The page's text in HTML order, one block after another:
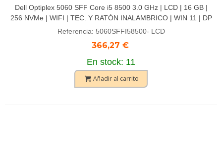
Dell Optiplex 5060 SFF Core i5 8500 3.0 GHz | LCD | 16 GB |
256 NVMe | WIFI | TEC. Y RATÓN INALAMBRICO | WIN 11 | DP
Referencia: 5060SFFI58500- LCD
366,27 €
En stock: 11
Añadir al carrito